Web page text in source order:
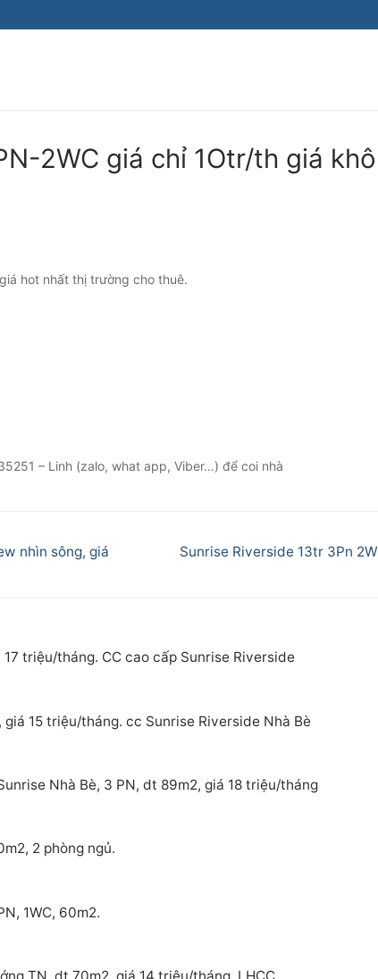
2WC giá chỉ 1Otr/th giá
giá hot nhất thị trường cho thuê.
– Linh (zalo, what app, Viber…) để coi nhà
nhìn sông, giá
Next
Sunrise Riverside 13tr 3Pn
triệu/tháng. CC cao cấp Sunrise Riverside
15 triệu/tháng. cc Sunrise Riverside Nhà Bè
Nhà Bè, 3 PN, dt 89m2, giá 18 triệu/tháng
2 phòng ngủ.
1WC, 60m2.